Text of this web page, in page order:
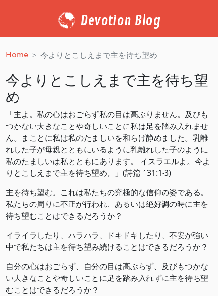
Devotion Blog
Home 今よりとこしえまで主を待ち望め
今よりとこしえまで主を待ち望
め
「主よ。私の心はおごらず私の目は高ぶりません。及びも
つかない大きなことや奇しいことに私は足を踏み入れませ
ん。まことに私は私のたましいを和らげ静めました。乳離
れした子が母親とともにいるように乳離れした子のように
私のたましいは私とともにあります。 イスラエルよ。今よ
りとこしえまで主を待ち望め。」(詩篇 131:1-3)
主を待ち望む。これは私たちの究極的な信仰の姿である。
私たちの周りに不正が行われ、あるいは絶好調の時に主を
待ち望むことはできるだろうか？
イライラしたり、ハラハラ、ドキドキしたり、不安が強い
中で私たちは主を待ち望み続けることはできるだろうか？
自分の心はおごらず、自分の目は高ぶらず、及びもつかな
い大きなことや奇しいことに足を踏み入れずに主を待ち望
むことはできるだろうか？